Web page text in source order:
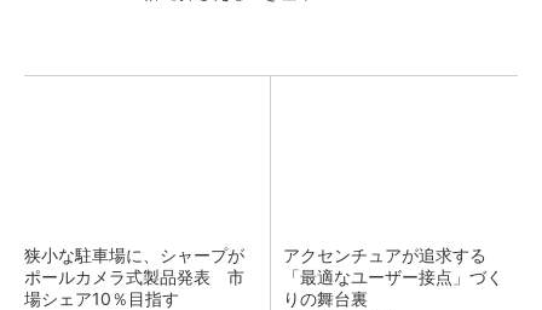
狭小な駐車場に、シャープが
ポールカメラ式製品発表 市
場シェア10％目指す
アクセンチュアが追求する
「最適なユーザー接点」づく
りの舞台裏